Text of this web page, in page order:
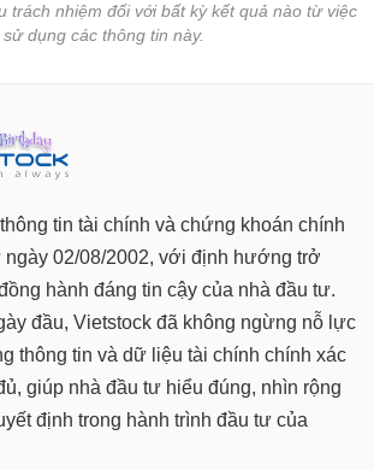
trách nhiệm đối với bất kỳ kết quả nào từ việc
sử dụng các thông tin này.
tin tài chính và chứng khoán chính
ngày 02/08/2002, với định hướng trở
hành đáng tin cậy của nhà đầu tư.
đầu, Vietstock đã không ngừng nỗ lực
thông tin và dữ liệu tài chính chính xác
giúp nhà đầu tư hiểu đúng, nhìn rộng
định trong hành trình đầu tư của